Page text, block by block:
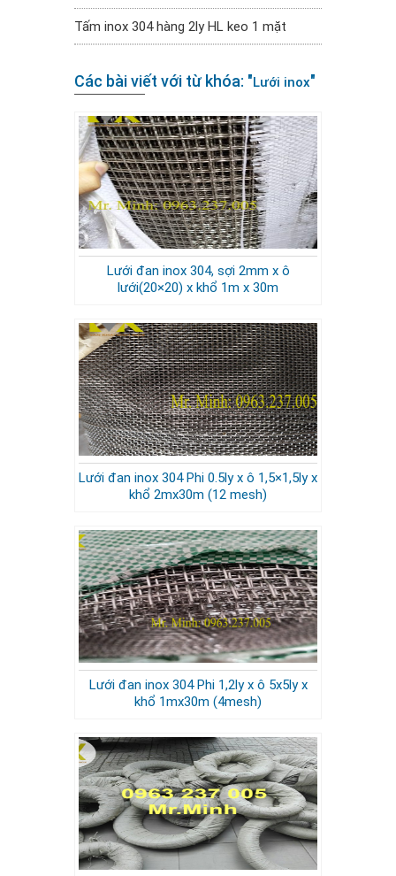
Tấm inox 304 hàng 2ly HL keo 1 mặt
Các bài viết với từ khóa: "Lưới inox"
Lưới đan inox 304, sợi 2mm x ô
lưới(20×20) x khổ 1m x 30m
Lưới đan inox 304 Phi 0.5ly x ô 1,5×1,5ly x
khổ 2mx30m (12 mesh)
Lưới đan inox 304 Phi 1,2ly x ô 5x5ly x
khổ 1mx30m (4mesh)